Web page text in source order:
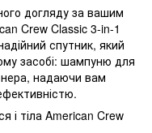
догляду за вашим
Crew Classic 3-in-1
спутник, який
засобі: шампуню для
надаючи вам
і тіла American Crew